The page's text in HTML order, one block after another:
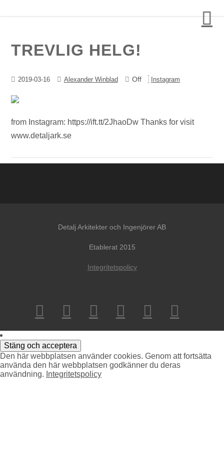
TREVLIG HELG!
2019-03-16 Alexander Winblad Off Instagram
from Instagram: https://ift.tt/2JhaoDw Thanks for visit
www.detaljark.se
Detalj Arkitekter och Ingenjörer AB
Etablerat 2015
Integritetspolicy
Den här webbplatsen använder cookies. Genom att fortsätta
använda den här webbplatsen godkänner du deras
användning. Integritetspolicy